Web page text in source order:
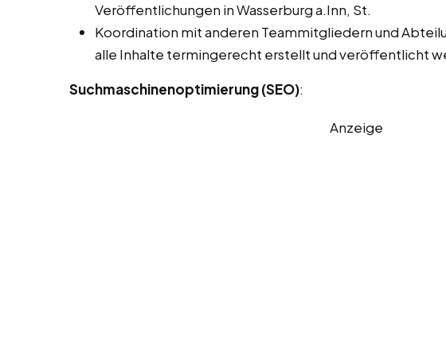
Veröffentlichungen in Wasserburg a.Inn, St.
Koordination mit anderen Teammitgliedern und
alle Inhalte termingerecht erstellt und veröffentlicht
Suchmaschinenoptimierung (SEO):
Anzeige